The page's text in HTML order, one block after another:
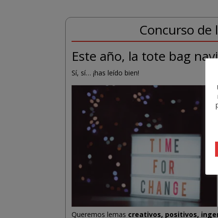
Concurso de
Este año, la tote bag
Sí, sí… ¡has leído bien!
Queremos lemas creativos, positivos,